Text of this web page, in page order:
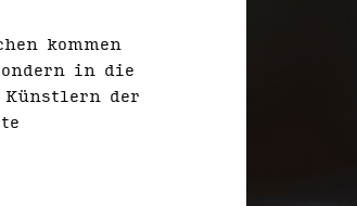
kommen
in die
der